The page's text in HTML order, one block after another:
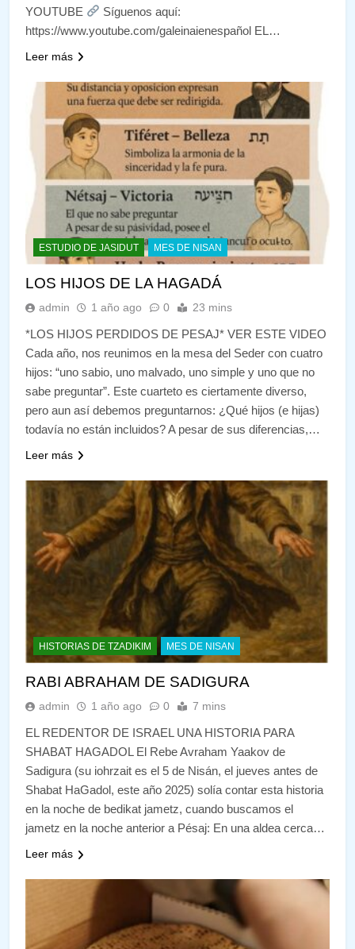
YOUTUBE
Síguenos aquí:
https://www.youtube.com/galeinaienespañol EL…
Leer más
ESTUDIO DE JASIDUT MES DE NISAN
LOS HIJOS DE LA HAGADÁ
admin 1 año ago 0 23 mins
*LOS HIJOS PERDIDOS DE PESAJ* VER ESTE VIDEO
Cada año, nos reunimos en la mesa del Seder con cuatro
hijos: “uno sabio, uno malvado, uno simple y uno que no
sabe preguntar”. Este cuarteto es ciertamente diverso,
pero aun así debemos preguntarnos: ¿Qué hijos (e hijas)
todavía no están incluidos? A pesar de sus diferencias,…
Leer más
HISTORIAS DE TZADIKIM MES DE NISAN
RABI ABRAHAM DE SADIGURA
admin 1 año ago 0 7 mins
EL REDENTOR DE ISRAEL UNA HISTORIA PARA
SHABAT HAGADOL El Rebe Avraham Yaakov de
Sadigura (su iohrzait es el 5 de Nisán, el jueves antes de
Shabat HaGadol, este año 2025) solía contar esta historia
en la noche de bedikat jametz, cuando buscamos el
jametz en la noche anterior a Pésaj: En una aldea cerca…
Leer más